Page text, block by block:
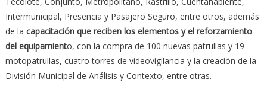
Intermunicipal, Presencia y Pasajero Seguro, entre otros, además
de la capacitación que reciben los elementos y el reforzamiento
del equipamiento, con la compra de 100 nuevas patrullas y 19
motopatrullas, cuatro torres de videovigilancia y la creación de la
División Municipal de Análisis y Contexto, entre otras.